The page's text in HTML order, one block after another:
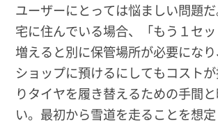
ユーザーにとっては悩ましい問題
宅に住んでいる場合、「もう１セ
増えると別に保管場所が必要にな
ショップに預けるにしてもコスト
りタイヤを履き替えるための手間
い。最初から雪道を走ることを想